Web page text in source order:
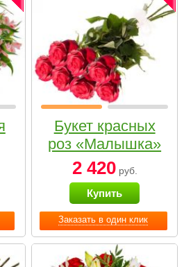
Заказать в один клик
Букет красных
роз «Малышка»
2 420руб.
Купить